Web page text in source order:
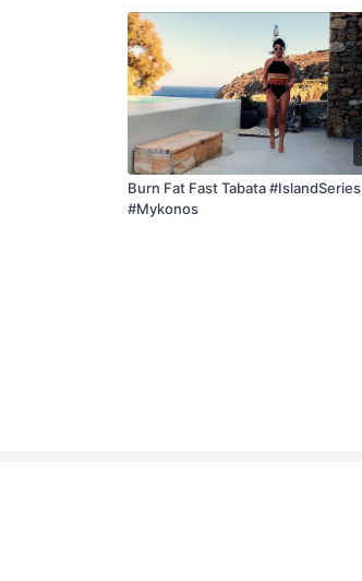
Burn Fat Fast Tabata #IslandSeries
#Mykonos